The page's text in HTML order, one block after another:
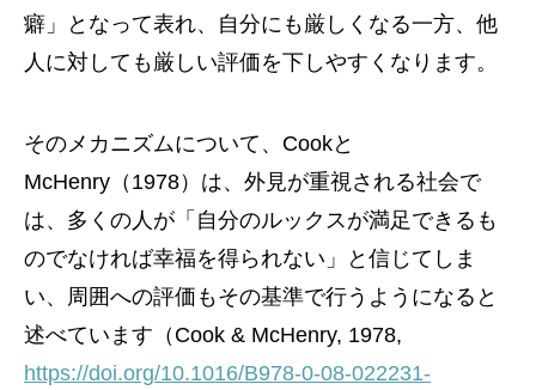
癖」となって表れ、自分にも厳しくなる一方、他
人に対しても厳しい評価を下しやすくなります。
そのメカニズムについて、Cookと
McHenry（1978）は、外見が重視される社会で
は、多くの人が「自分のルックスが満足できるも
のでなければ幸福を得られない」と信じてしま
い、周囲への評価もその基準で行うようになると
述べています（Cook & McHenry, 1978,
https://doi.org/10.1016/B978-0-08-022231-